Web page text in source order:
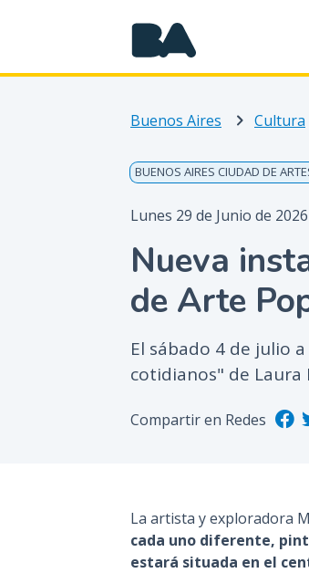
Buenos Aires Cultura
BUENOS AIRES CIUDAD DE
Lunes 29 de Junio de 2026
Nueva
de Arte
El sábado 4 de julio
cotidianos" de Laura
Compartir en Redes
La artista y exploradora
cada uno diferente,
estará situada en el